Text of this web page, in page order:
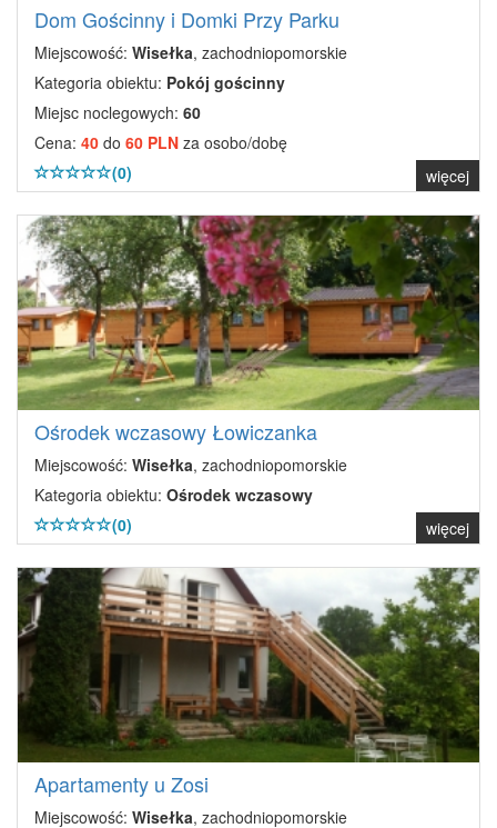
Dom Gościnny i Domki Przy Parku
Miejscowość: Wisełka, zachodniopomorskie
Kategoria obiektu: Pokój gościnny
Miejsc noclegowych: 60
Cena: 40 do 60 PLN za osobo/dobę
(0)
więcej
Ośrodek wczasowy Łowiczanka
Miejscowość: Wisełka, zachodniopomorskie
Kategoria obiektu: Ośrodek wczasowy
(0)
więcej
Apartamenty u Zosi
Miejscowość: Wisełka, zachodniopomorskie